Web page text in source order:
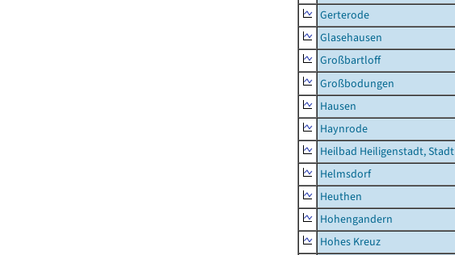
Gerterode
Glasehausen
Großbartloff
Großbodungen
Hausen
Haynrode
Heilbad Heiligenstadt, Stadt
Helmsdorf
Heuthen
Hohengandern
Hohes Kreuz